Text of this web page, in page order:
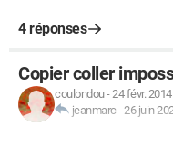
4 réponses
Copier coller
coulondou-24 févr.
jeanmarc -26 juin